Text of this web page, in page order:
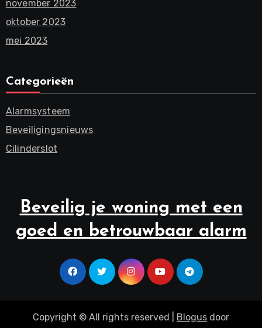
november 2023
oktober 2023
mei 2023
Categorieën
Alarmsysteem
Beveiligingsnieuws
Cilinderslot
Beveilig je woning met een
goed en betrouwbaar alarm
Copyright © All rights reserved Blogus door